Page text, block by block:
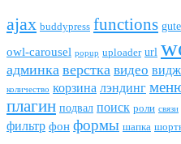
ajax buddypress funсtions
owl-carousel popup uploader url
админка верстка видео
количество корзина лэндинг
плагин подвал поиск роли связи
фильтр фон формы шапка